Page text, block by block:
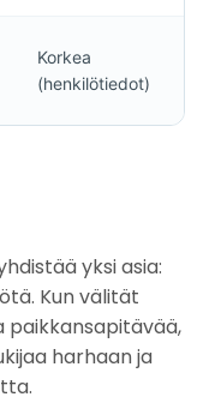
Korkea
(henkilötiedot)
yksi asia:
Kun välität
paikkansapitävää,
harhaan ja